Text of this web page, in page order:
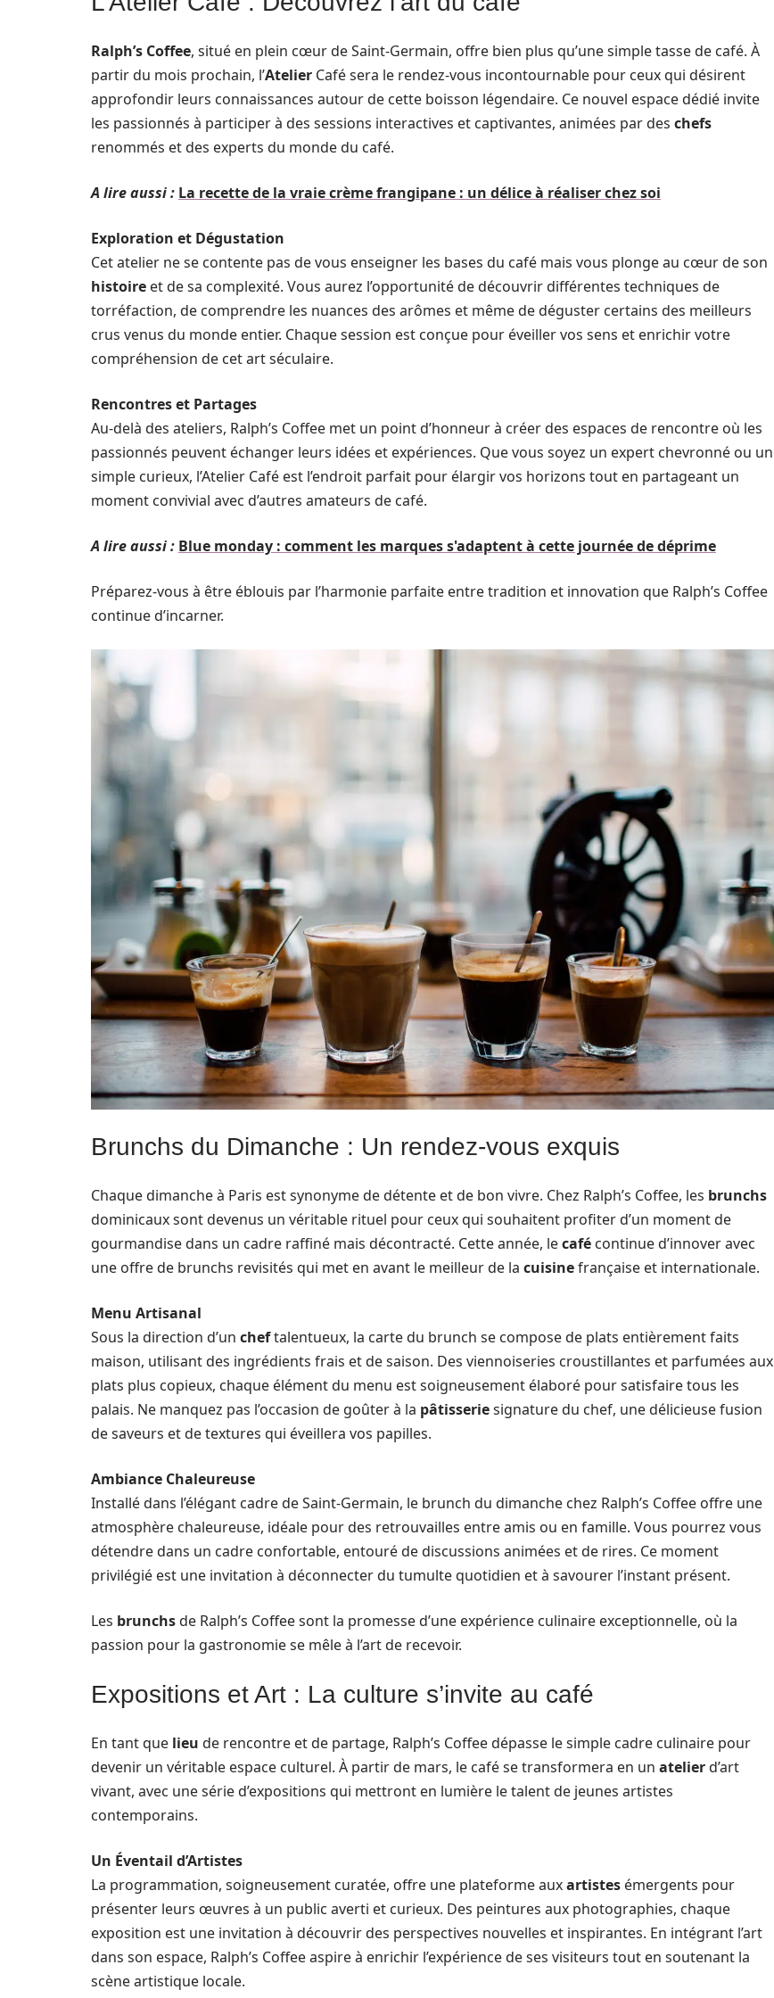
Ralph’s Coffee, situé en plein cœur de Saint-Germain, offre bien plus qu’une simple tasse de café. À
partir du mois prochain, l’Atelier Café sera le rendez-vous incontournable pour ceux qui désirent
approfondir leurs connaissances autour de cette boisson légendaire. Ce nouvel espace dédié invite
les passionnés à participer à des sessions interactives et captivantes, animées par des chefs
renommés et des experts du monde du café.
A lire aussi : La recette de la vraie crème frangipane : un délice à réaliser chez soi
Exploration et Dégustation
Cet atelier ne se contente pas de vous enseigner les bases du café mais vous plonge au cœur de son
histoire et de sa complexité. Vous aurez l’opportunité de découvrir différentes techniques de
torréfaction, de comprendre les nuances des arômes et même de déguster certains des meilleurs
crus venus du monde entier. Chaque session est conçue pour éveiller vos sens et enrichir votre
compréhension de cet art séculaire.
Rencontres et Partages
Au-delà des ateliers, Ralph’s Coffee met un point d’honneur à créer des espaces de rencontre où les
passionnés peuvent échanger leurs idées et expériences. Que vous soyez un expert chevronné ou un
simple curieux, l’Atelier Café est l’endroit parfait pour élargir vos horizons tout en partageant un
moment convivial avec d’autres amateurs de café.
A lire aussi : Blue monday : comment les marques s'adaptent à cette journée de déprime
Préparez-vous à être éblouis par l’harmonie parfaite entre tradition et innovation que Ralph’s Coffee
continue d’incarner.
Brunchs du Dimanche : Un rendez-vous exquis
Chaque dimanche à Paris est synonyme de détente et de bon vivre. Chez Ralph’s Coffee, les brunchs
dominicaux sont devenus un véritable rituel pour ceux qui souhaitent profiter d’un moment de
gourmandise dans un cadre raffiné mais décontracté. Cette année, lecafé continue d’innover avec
une offre de brunchs revisités qui met en avant le meilleur de la cuisinefrançaise et internationale.
Menu Artisanal
Sous la direction d’un cheftalentueux, la carte du brunch se compose de plats entièrement faits
maison, utilisant des ingrédients frais et de saison. Des viennoiseries croustillantes et parfumées aux
plats plus copieux, chaque élément du menu est soigneusement élaboré pour satisfaire tous les
palais. Ne manquez pas l’occasion de goûter à la pâtisseriesignature du chef, une délicieuse fusion
de saveurs et de textures qui éveillera vos papilles.
Ambiance Chaleureuse
Installé dans l’élégant cadre de Saint-Germain, le brunch du dimanche chez Ralph’s Coffee offre une
atmosphère chaleureuse, idéale pour des retrouvailles entre amis ou en famille. Vous pourrez vous
détendre dans un cadre confortable, entouré de discussions animées et de rires. Ce moment
privilégié est une invitation à déconnecter du tumulte quotidien et à savourer l’instant présent.
Les brunchsde Ralph’s Coffee sont la promesse d’une expérience culinaire exceptionnelle, où la
passion pour la gastronomie se mêle à l’art de recevoir.
Expositions et Art : La culture s’invite au café
En tant que lieu de rencontre et de partage, Ralph’s Coffee dépasse le simple cadre culinaire pour
devenir un véritable espace culturel. À partir de mars, le café se transformera en un atelierd’art
vivant, avec une série d’expositions qui mettront en lumière le talent de jeunes artistes
contemporains.
Un Éventail d’Artistes
La programmation, soigneusement curatée, offre une plateforme auxartistes émergents pour
présenter leurs œuvres à un public averti et curieux. Des peintures aux photographies, chaque
exposition est une invitation à découvrir des perspectives nouvelles et inspirantes. En intégrant l’art
dans son espace, Ralph’s Coffee aspire à enrichir l’expérience de ses visiteurs tout en soutenant la
scène artistique locale.